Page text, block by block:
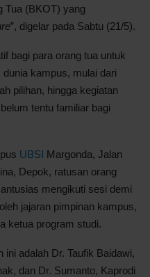
Tua (BKOT) yang
”, digelar pada Sabtu (21/5).
bagi para orang tua untuk
kampus, mulai dari
pilihan, hingga kegiatan
tentu familiar bagi
UBSI Margonda, Jalan
Depok, ratusan orang
mengikuti sesi demi
jajaran pimpinan kampus,
ketua program studi.
adalah Dr. Taufik Baidawi,
dan Dr. Sumanto, Kaprodi